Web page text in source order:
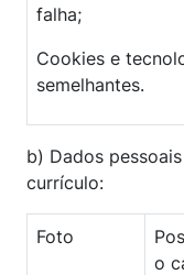
falha;
Cookies e
semelhantes.
b) Dados
currículo:
Foto
o